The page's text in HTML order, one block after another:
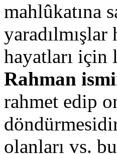
mahlûkatına
hayatları için
Rahman
rahmet edip
olanları vs.